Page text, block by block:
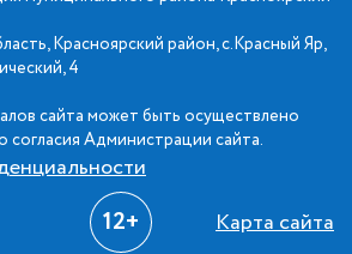
Красноярский район, с.Красный Яр,
4
сайта может быть осуществлено
согласия Администрации сайта.
12+ Карта сайта